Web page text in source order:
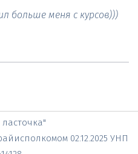
больше меня с курсов)))
02.12.2025 УНП